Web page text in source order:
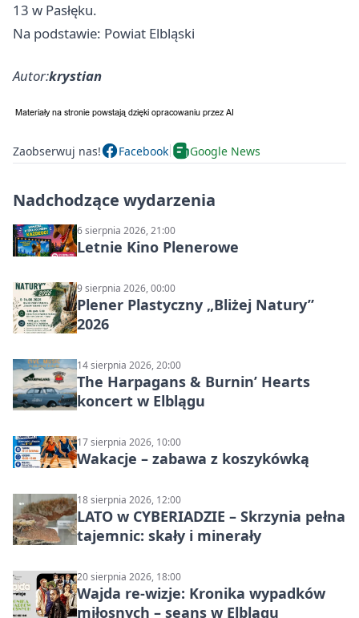
13 w Pasłęku.
Na podstawie: Powiat Elbląski
Autor:krystian
Zaobserwuj nas! Facebook Google News
Nadchodzące wydarzenia
6 sierpnia 2026, 21:00
Letnie Kino Plenerowe
9 sierpnia 2026, 00:00
Plener Plastyczny „Bliżej Natury”
2026
14 sierpnia 2026, 20:00
The Harpagans & Burnin’ Hearts
koncert w Elblągu
17 sierpnia 2026, 10:00
Wakacje – zabawa z koszykówką
18 sierpnia 2026, 12:00
LATO w CYBERIADZIE – Skrzynia pełna
tajemnic: skały i minerały
20 sierpnia 2026, 18:00
Wajda re-wizje: Kronika wypadków
miłosnych – seans w Elblągu